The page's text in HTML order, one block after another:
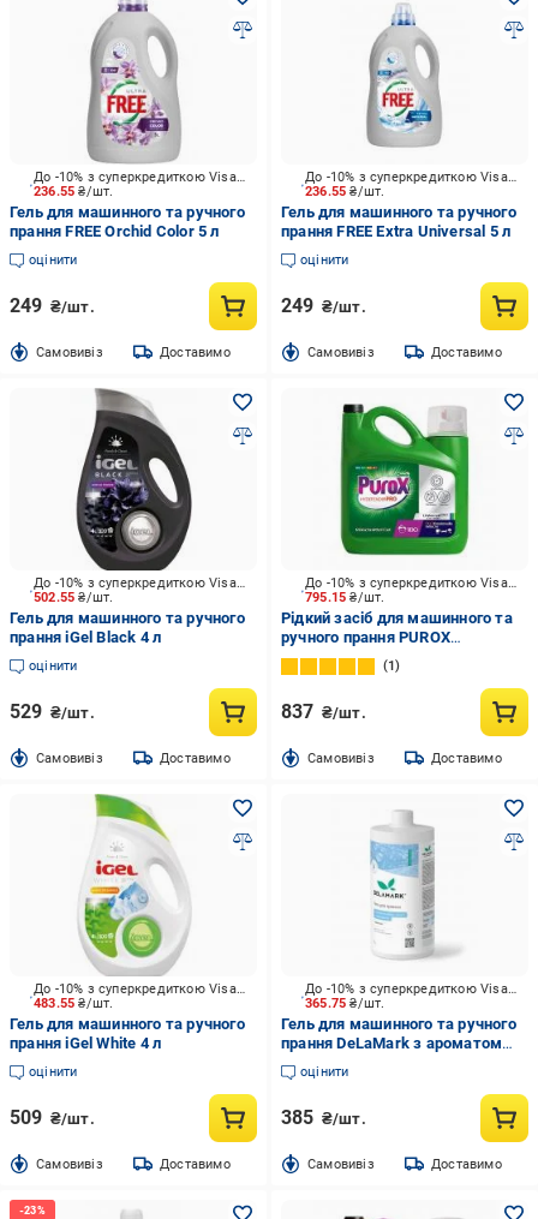
236.55₴/шт.
До -10% з суперкредиткою Visa Вигода
Гель для машинного та ручного
прання FREE Orchid Color 5 л
оцінити
249 ₴/шт.
Cамовивіз Доставимо
236.55₴/шт.
До -10% з суперкредиткою Visa Вигода
Гель для машинного та ручного
прання FREE Extra Universal 5 л
оцінити
249 ₴/шт.
Cамовивіз Доставимо
502.55₴/шт.
До -10% з суперкредиткою Visa Вигода
Гель для машинного та ручного
прання iGel Black 4 л
оцінити
529 ₴/шт.
Cамовивіз Доставимо
795.15₴/шт.
До -10% з суперкредиткою Visa Вигода
Рідкий засіб для машинного та
ручного прання PUROX
Hydefender PRO Universal 5,4 л
1
837 ₴/шт.
Cамовивіз Доставимо
483.55₴/шт.
До -10% з суперкредиткою Visa Вигода
Гель для машинного та ручного
прання iGel White 4 л
оцінити
509 ₴/шт.
Cамовивіз Доставимо
365.75₴/шт.
До -10% з суперкредиткою Visa Вигода
Гель для машинного та ручного
прання DeLaMark з ароматом
амбри, пачулі та маршмелоу 1 л
оцінити
385 ₴/шт.
Cамовивіз Доставимо